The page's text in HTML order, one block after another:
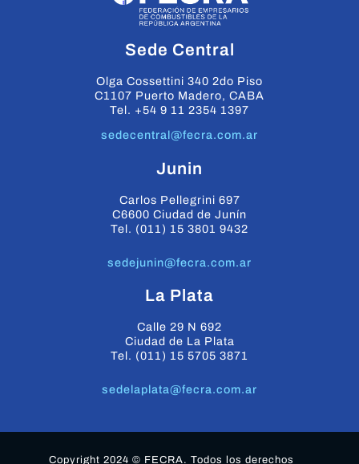
Sede Central
Olga Cossettini 340 2do Piso
C1107 Puerto Madero, CABA
Tel. +54 9 11 2354 1397
sedecentral@fecra.com.ar
Junin
Carlos Pellegrini 697
C6600 Ciudad de Junín
Tel. (011) 15 3801 9432
sedejunin@fecra.com.ar
La Plata
Calle 29 N 692
Ciudad de La Plata
Tel. (011) 15 5705 3871
sedelaplata@fecra.com.ar
Copyright 2024 © FECRA. Todos los derechos